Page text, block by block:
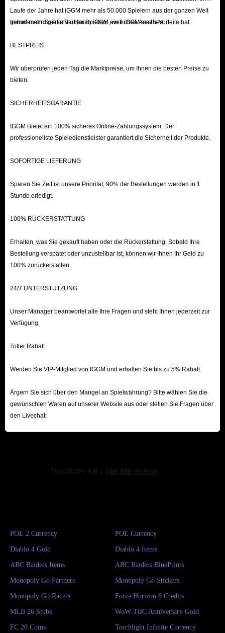
Laufe der Jahre hat iGGM mehr als 50.000 Spielern aus der ganzen Welt
geholfen und genießt unter Spielern ein hohes Ansehen.
Immer mehr Spieler vertrauen iGGM, weil iGGM sechs Vorteile hat:
BESTPREIS
Wir überprüfen jeden Tag die Marktpreise, um Ihnen die besten Preise zu
bieten.
SICHERHEITSGARANTIE
IGGM Bietet ein 100% sicheres Online-Zahlungssystem. Der
professionellste Spieledienstleister garantiert die Sicherheit der Produkte.
SOFORTIGE LIEFERUNG
Sparen Sie Zeit ist unsere Priorität, 90% der Bestellungen werden in 1
Stunde erledigt.
100% RÜCKERSTATTUNG
Erhalten, was Sie gekauft haben oder die Rückerstattung. Sobald Ihre
Bestellung verspätet oder unzustellbar ist, können wir Ihnen Ihr Geld zu
100% zurückerstatten.
24/7 UNTERSTÜTZUNG
Unser Manager beantwortet alle Ihre Fragen und steht Ihnen jederzeit zur
Verfügung.
Toller Rabatt
Werden Sie VIP-Mitglied von IGGM und erhalten Sie bis zu 5% Rabatt.
Ärgern Sie sich über den Mangel an Spielwährung? Bitte wählen Sie die
gewünschten Waren auf unserer Website aus oder stellen Sie Fragen über
den Livechat!
POE 2 Currency POE Currency
Diablo 4 Gold Diablo 4 Items
ARC Raiders Items ARC Raiders BluePrints
Monopoly Go Partners Monopoly Go Stickers
Monopoly Go Racers Forza Horizon 6 Credits
MLB 26 Stubs WoW TBC Anniversary Gold
FC 26 Coins Torchlight Infinite Currency